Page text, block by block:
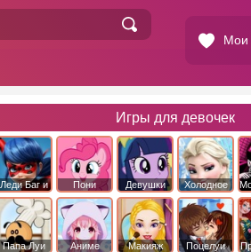
Мои
Игры для девочек
Леди Баг и
Супер Кот
Пони
Дружба это
Девушки
Эквестрии
Холодное
Сердце
Папа Луи Аниме Макияж Поцелуи